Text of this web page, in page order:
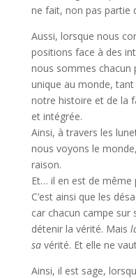
ne fait, non pas partie
Aussi, lorsque nous
positions face à des
nous sommes chacun
unique au monde,
notre histoire et de la
et intégrée.
Ainsi, à travers les
nous voyons le
raison.
Et… il en est de
C’est ainsi que les
car chacun campe sur
détenir la vérité. Mais
savérité. Et elle ne
Ainsi, il est sage,